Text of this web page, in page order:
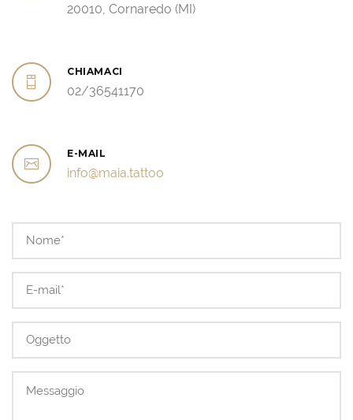
20010, Cornaredo (MI)
CHIAMACI
02/36541170
E-MAIL
info@maia.tattoo